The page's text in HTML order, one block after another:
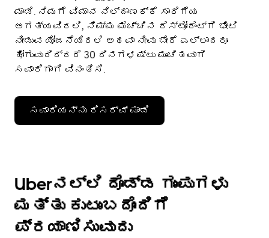
ಮಾಡಿ. ನಿಮಗೆ ವಿಮಾನ ನಿಲ್ದಾಣಕ್ಕೆ ಸಾರಿಗೆಯ
ಅಗತ್ಯವಿರಲಿ, ನಿಮ್ಮ ಮೆಚ್ಚಿನ ರೆಸ್ಟೋರೆಂಟ್‌ಗೆ ಭೇಟಿ
ನೀಡುವ ಯೋಜನೆಯಿರಲಿ ಅಥವಾ ನೀವು ಬೇರೆ ಎಲ್ಲಾದರೂ
ಹೋಗುವುದಿದ್ದರೆ 30 ದಿನಗಳಷ್ಟು ಮುಂಚಿತವಾಗಿ
ಸವಾರಿಗಾಗಿ ವಿನಂತಿಸಿ.
ಸವಾರಿಯನ್ನು ರಿಸರ್ವ್ ಮಾಡಿ
Uberನಲ್ಲಿ ದೊಡ್ಡ ಗುಂಪುಗಳು
ಮತ್ತು ಕುಟುಂಬದೊಂದಿಗೆ
ಪ್ರಯಾಣಿಸುವುದು